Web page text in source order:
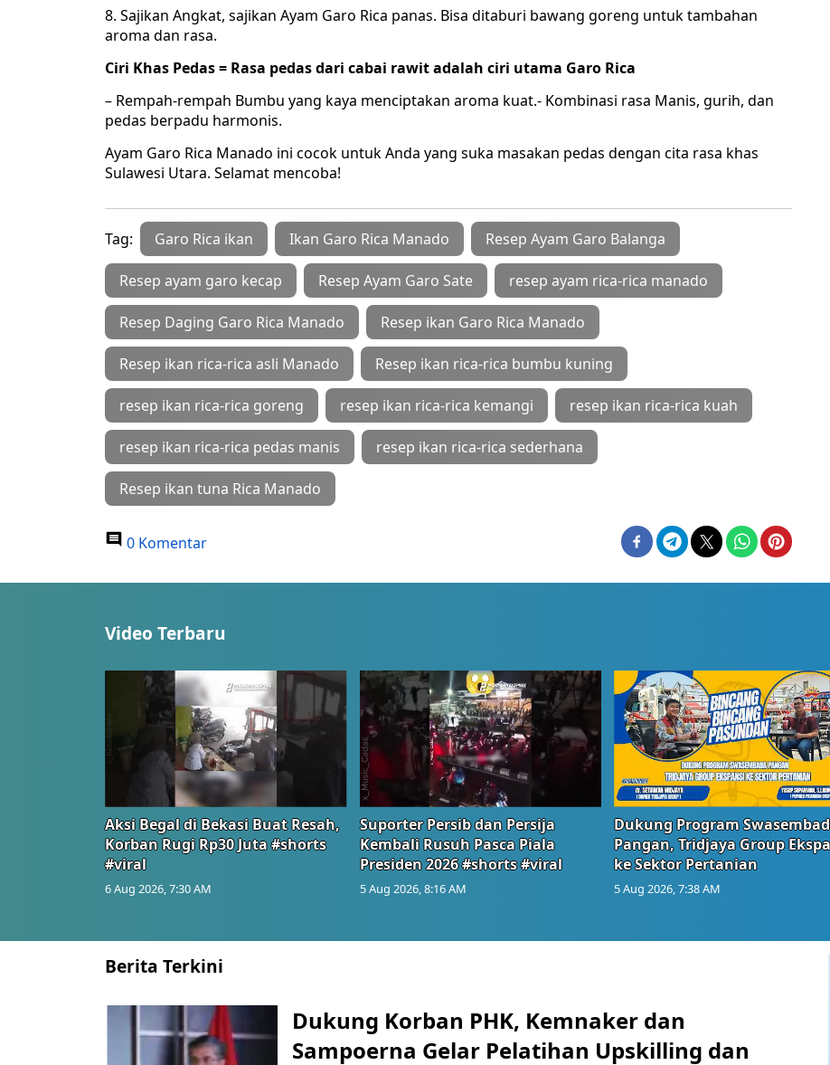
8. Sajikan Angkat, sajikan Ayam Garo Rica panas. Bisa ditaburi bawang goreng untuk tambahan
aroma dan rasa.
Ciri Khas Pedas = Rasa pedas dari cabai rawit adalah ciri utama Garo Rica
– Rempah-rempah Bumbu yang kaya menciptakan aroma kuat.- Kombinasi rasa Manis, gurih, dan
pedas berpadu harmonis.
Ayam Garo Rica Manado ini cocok untuk Anda yang suka masakan pedas dengan cita rasa khas
Sulawesi Utara. Selamat mencoba!
Tag: Garo Rica ikan Ikan Garo Rica Manado Resep Ayam Garo Balanga
Resep ayam garo kecap Resep Ayam Garo Sate resep ayam rica-rica manado
Resep Daging Garo Rica Manado Resep ikan Garo Rica Manado
Resep ikan rica-rica asli Manado Resep ikan rica-rica bumbu kuning
resep ikan rica-rica goreng resep ikan rica-rica kemangi resep ikan rica-rica kuah
resep ikan rica-rica pedas manis resep ikan rica-rica sederhana
Resep ikan tuna Rica Manado
0 Komentar
Video Terbaru
Aksi Begal di Bekasi Buat Resah,
Korban Rugi Rp30 Juta #shorts
#viral
6 Aug 2026, 7:30 AM
Suporter Persib dan Persija
Kembali Rusuh Pasca Piala
Presiden 2026 #shorts #viral
5 Aug 2026, 8:16 AM
Dukung Program
Pangan, Tridjaya Group
ke Sektor Pertanian
5 Aug 2026, 7:38 AM
Berita Terkini
Dukung Korban PHK, Kemnaker dan
Sampoerna Gelar Pelatihan Upskilling dan